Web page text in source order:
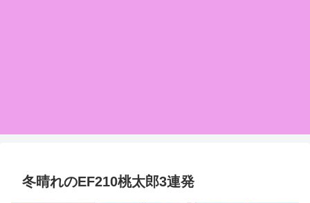
冬晴れのEF210桃太郎3連発